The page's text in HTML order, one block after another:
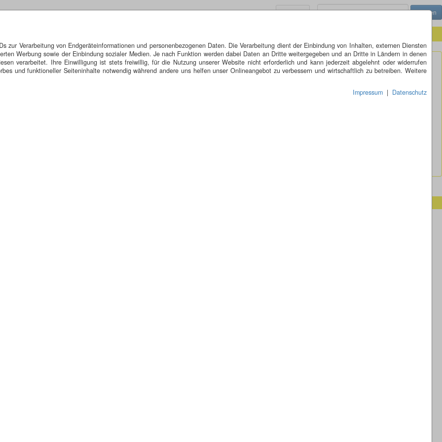
zur Verarbeitung von Endgeräteinformationen und personenbezogenen Daten. Die Verarbeitung dient der Einbindung von Inhalten, externen Diensten
Werbung sowie der Einbindung sozialer Medien. Je nach Funktion werden dabei Daten an Dritte weitergegeben und an Dritte in Ländern in denen
verarbeitet. Ihre Einwilligung ist stets freiwillig, für die Nutzung unserer Website nicht erforderlich und kann jederzeit abgelehnt oder widerrufen
und funktioneller Seiteninhalte notwendig während andere uns helfen unser Onlineangebot zu verbessern und wirtschaftlich zu betreiben. Weitere
Impressum | Datenschutz
Menü